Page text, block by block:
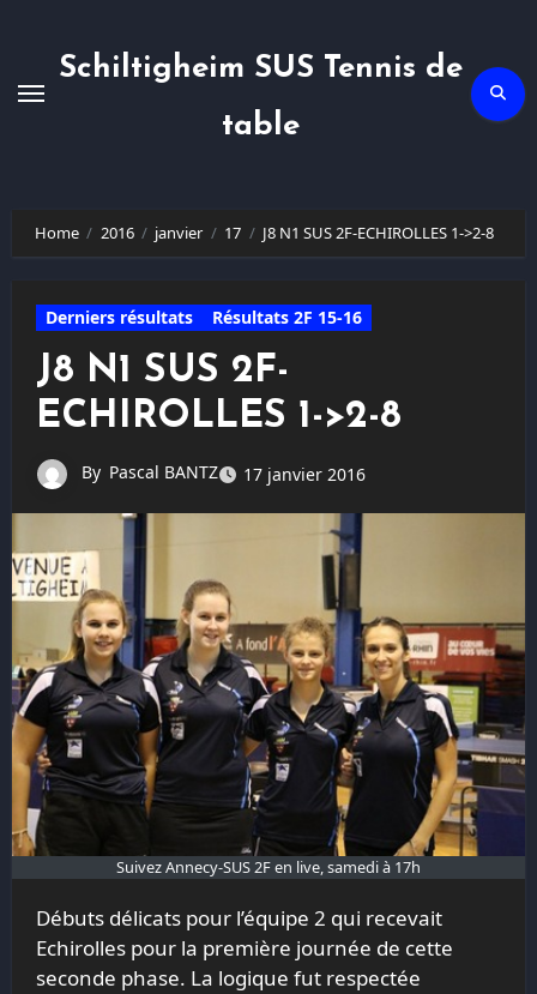
Schiltigheim SUS Tennis de
table
Home 2016 janvier 17 J8 N1 SUS 2F-ECHIROLLES 1->2-8
Derniers résultats Résultats 2F 15-16
J8 N1 SUS 2F-
ECHIROLLES 1->2-8
By Pascal BANTZ 17 janvier 2016
Suivez Annecy-SUS 2F en live, samedi à 17h
Débuts délicats pour l’équipe 2 qui recevait
Echirolles pour la première journée de cette
seconde phase. La logique fut respectée